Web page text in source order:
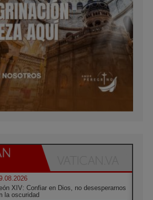
XIV: Confiar en Dios, no desesperarnos
la oscuridad